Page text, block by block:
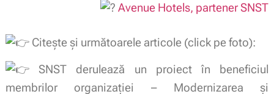
Avenue Hotels, partener SNST
Citește și următoarele articole (click pe foto):
SNSTderulează un proiect în beneficiul
membrilor organizației – Modernizarea și